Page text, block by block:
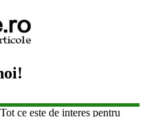
ce este de interes pentru